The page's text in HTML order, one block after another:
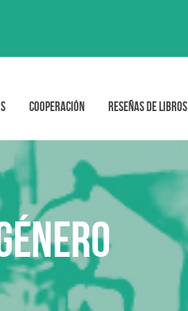
Cooperación Reseñas de libros